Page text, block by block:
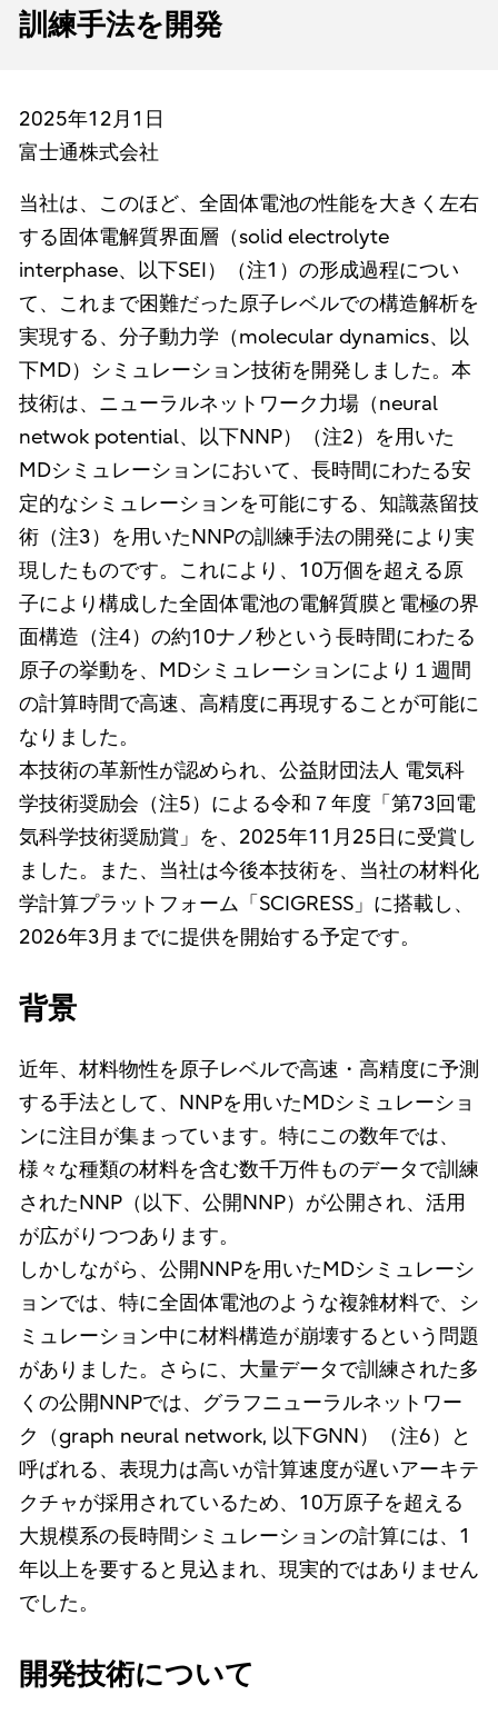
訓練手法を開発
2025年12月1日
富士通株式会社
当社は、このほど、全固体電池の性能を大きく左右
する固体電解質界面層（solid electrolyte
interphase、以下SEI）（注1）の形成過程につい
て、これまで困難だった原子レベルでの構造解析を
実現する、分子動力学（molecular dynamics、以
下MD）シミュレーション技術を開発しました。本
技術は、ニューラルネットワーク力場（neural
netwok potential、以下NNP）（注2）を用いた
MDシミュレーションにおいて、長時間にわたる安
定的なシミュレーションを可能にする、知識蒸留技
術（注3）を用いたNNPの訓練手法の開発により実
現したものです。これにより、10万個を超える原
子により構成した全固体電池の電解質膜と電極の界
面構造（注4）の約10ナノ秒という長時間にわたる
原子の挙動を、MDシミュレーションにより１週間
の計算時間で高速、高精度に再現することが可能に
なりました。
本技術の革新性が認められ、公益財団法人 電気科
学技術奨励会（注5）による令和７年度「第73回電
気科学技術奨励賞」を、2025年11月25日に受賞し
ました。また、当社は今後本技術を、当社の材料化
学計算プラットフォーム「SCIGRESS」に搭載し、
2026年3月までに提供を開始する予定です。
背景
近年、材料物性を原子レベルで高速・高精度に予測
する手法として、NNPを用いたMDシミュレーショ
ンに注目が集まっています。特にこの数年では、
様々な種類の材料を含む数千万件ものデータで訓練
されたNNP（以下、公開NNP）が公開され、活用
が広がりつつあります。
しかしながら、公開NNPを用いたMDシミュレーシ
ョンでは、特に全固体電池のような複雑材料で、シ
ミュレーション中に材料構造が崩壊するという問題
がありました。さらに、大量データで訓練された多
くの公開NNPでは、グラフニューラルネットワー
ク（graph neural network, 以下GNN）（注6）と
呼ばれる、表現力は高いが計算速度が遅いアーキテ
クチャが採用されているため、10万原子を超える
大規模系の長時間シミュレーションの計算には、1
年以上を要すると見込まれ、現実的ではありません
でした。
開発技術について